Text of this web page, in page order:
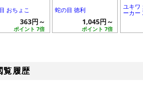
おちょこ
ポイント 7倍
363円～
蛇の目 徳利
ポイント 7倍
1,045円～
ユキワ
ーカー
覧履歴